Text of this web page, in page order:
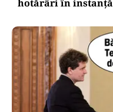
hotărâri în instanță